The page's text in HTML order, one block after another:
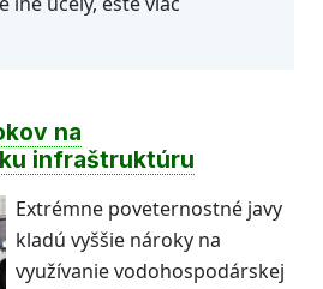
na
infraštruktúru
Extrémne poveternostné javy
kladú vyššie nároky na
využívanie vodohospodárskej